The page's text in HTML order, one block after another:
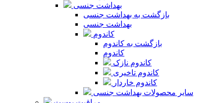
بهداشت جنسی
بازگشت به بهداشت جنسی
بهداشت جنسی
کاندوم
بازگشت به کاندوم
کاندوم
کاندوم نازک
کاندوم تاخیری
کاندوم خاردار
سایر محصولات بهداشت جنسی